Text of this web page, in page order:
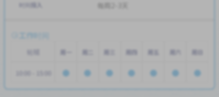
时间投入 每周2-3天
工作时间
周一 周二 周三 周四 周五 周六 周日